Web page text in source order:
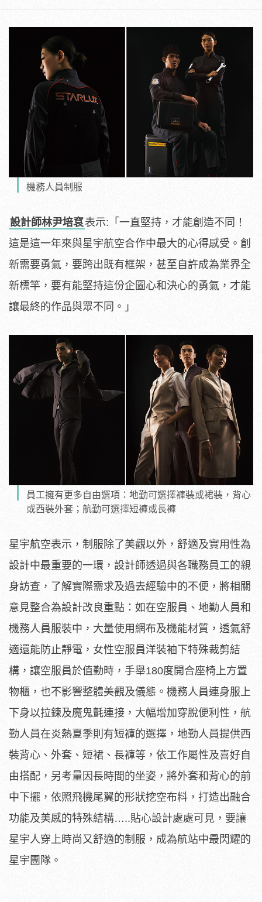
機務人員制服
設計師林尹培袞表示:「一直堅持，才能創造不同！
這是這一年來與星宇航空合作中最大的心得感受。創
新需要勇氣，要跨出既有框架，甚至自許成為業界全
新標竿，要有能堅持這份企圖心和決心的勇氣，才能
讓最終的作品與眾不同。」
員工擁有更多自由選項：地勤可選擇褲裝或裙裝，背心
或西裝外套；航勤可選擇短褲或長褲
星宇航空表示，制服除了美觀以外，舒適及實用性為
設計中最重要的一環，設計師透過與各職務員工的親
身訪查，了解實際需求及過去經驗中的不便，將相關
意見整合為設計改良重點：如在空服員、地勤人員和
機務人員服裝中，大量使用網布及機能材質，透氣舒
適還能防止靜電，女性空服員洋裝袖下特殊裁剪結
構，讓空服員於值勤時，手舉180度開合座椅上方置
物櫃，也不影響整體美觀及儀態。機務人員連身服上
下身以拉鍊及魔鬼氈連接，大幅增加穿脫便利性，航
勤人員在炎熱夏季則有短褲的選擇，地勤人員提供西
裝背心、外套、短裙、長褲等，依工作屬性及喜好自
由搭配，另考量因長時間的坐姿，將外套和背心的前
中下擺，依照飛機尾翼的形狀挖空布料，打造出融合
功能及美感的特殊結構…..貼心設計處處可見，要讓
星宇人穿上時尚又舒適的制服，成為航站中最閃耀的
星宇團隊。